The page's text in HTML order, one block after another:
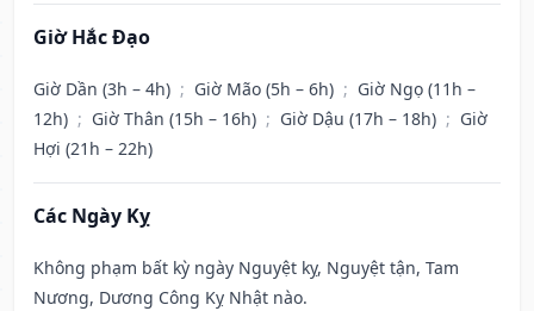
Giờ Hắc Đạo
Giờ Dần (3h – 4h) ; Giờ Mão (5h – 6h) ; Giờ Ngọ (11h –
12h) ; Giờ Thân (15h – 16h) ; Giờ Dậu (17h – 18h) ; Giờ
Hợi (21h – 22h)
Các Ngày Kỵ
Không phạm bất kỳ ngày Nguyệt kỵ, Nguyệt tận, Tam
Nương, Dương Công Kỵ Nhật nào.